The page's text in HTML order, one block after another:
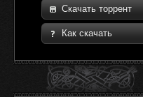
Скачать торрент
Как скачать